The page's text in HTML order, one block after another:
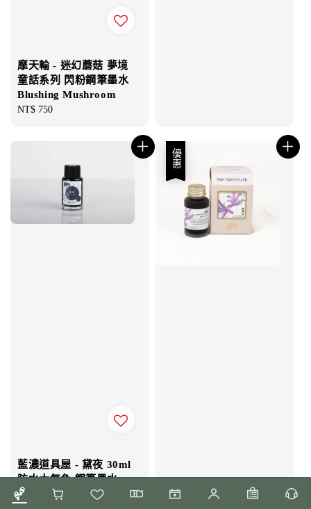
摩天輪 - 迷幻蘑菇 夢境
童話系列 閃粉鋼筆墨水
Blushing Mushroom
Regular
NT$ 750
藍濃道具屋 - 黛夜 30ml
防水大氣色 鋼筆墨水
Regular
NT$ 350
優惠